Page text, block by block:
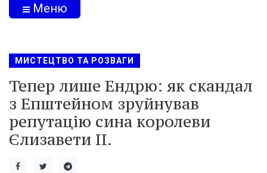
Меню
МИСТЕЦТВО ТА РОЗВАГИ
Тепер лише Ендрю: як скандал
з Епштейном зруйнував
репутацію сина королеви
Єлизавети II.